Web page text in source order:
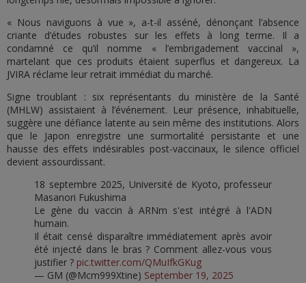
« Nous naviguons à vue », a-t-il asséné, dénonçant l’absence
criante d’études robustes sur les effets à long terme. Il a
condamné ce qu’il nomme « l’embrigadement vaccinal »,
martelant que ces produits étaient superflus et dangereux. La
JVIRA réclame leur retrait immédiat du marché.
Signe troublant : six représentants du ministère de la Santé
(MHLW) assistaient à l’événement. Leur présence, inhabituelle,
suggère une défiance latente au sein même des institutions. Alors
que le Japon enregistre une surmortalité persistante et une
hausse des effets indésirables post-vaccinaux, le silence officiel
devient assourdissant.
18 septembre 2025, Université de Kyoto, professeur
Masanori Fukushima
Le gène du vaccin à ARNm s'est intégré à l'ADN
humain.
Il était censé disparaître immédiatement après avoir
été injecté dans le bras ? Comment allez-vous vous
justifier ? pic.twitter.com/QMuIfkGKug
— GM (@Mcm999Xtine) September 19, 2025